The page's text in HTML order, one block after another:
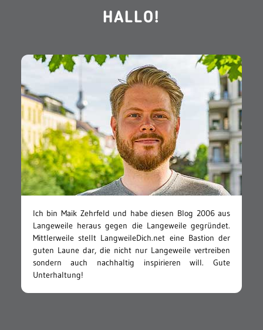
HALLO!
Ich bin Maik Zehrfeld und habe diesen Blog 2006 aus
Langeweile heraus gegen die Langeweile gegründet.
Mittlerweile stellt LangweileDich.net eine Bastion der
guten Laune dar, die nicht nur Langeweile vertreiben
sondern auch nachhaltig inspirieren will. Gute
Unterhaltung!